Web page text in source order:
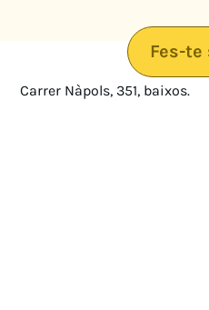
Fes-te
Carrer Nàpols, 351, baixos.
08025 · Barcelona